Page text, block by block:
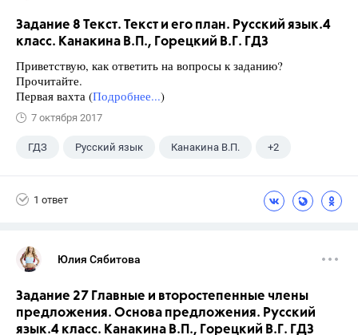
Задание 8 Текст. Текст и его план. Русский язык.4
класс. Канакина В.П., Горецкий В.Г. ГДЗ
Приветствую, как ответить на вопросы к заданию?
Прочитайте.
Первая вахта (Подробнее...)
7 октября 2017
ГДЗ Русский язык Канакина В.П. +2
1 ответ
Юлия Сябитова
Задание 27 Главные и второстепенные члены
предложения. Основа предложения. Русский
язык.4 класс. Канакина В.П., Горецкий В.Г. ГДЗ